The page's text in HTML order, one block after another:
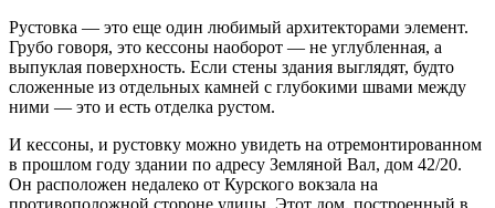
Рустовка — это еще один любимый архитекторами элемент.
Грубо говоря, это кессоны наоборот — не углубленная, а
выпуклая поверхность. Если стены здания выглядят, будто
сложенные из отдельных камней с глубокими швами между
ними — это и есть отделка рустом.
И кессоны, и рустовку можно увидеть на отремонтированном
в прошлом году здании по адресу Земляной Вал, дом 42/20.
Он расположен недалеко от Курского вокзала на
противоположной стороне улицы. Этот дом, построенный в